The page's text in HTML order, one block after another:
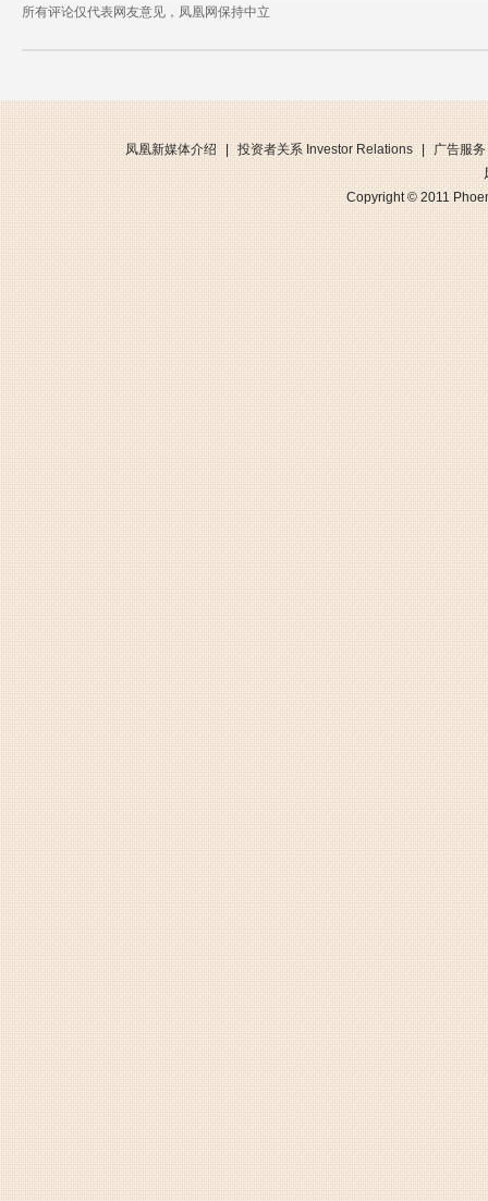
所有评论仅代表网友意见，凤凰网保持中立
凤凰新媒体介绍 投资者关系 Investor Relations
广告服务
Copyright © 2011